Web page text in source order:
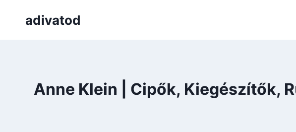
adivatod
Anne Klein | Cipők, Kiegészítők,